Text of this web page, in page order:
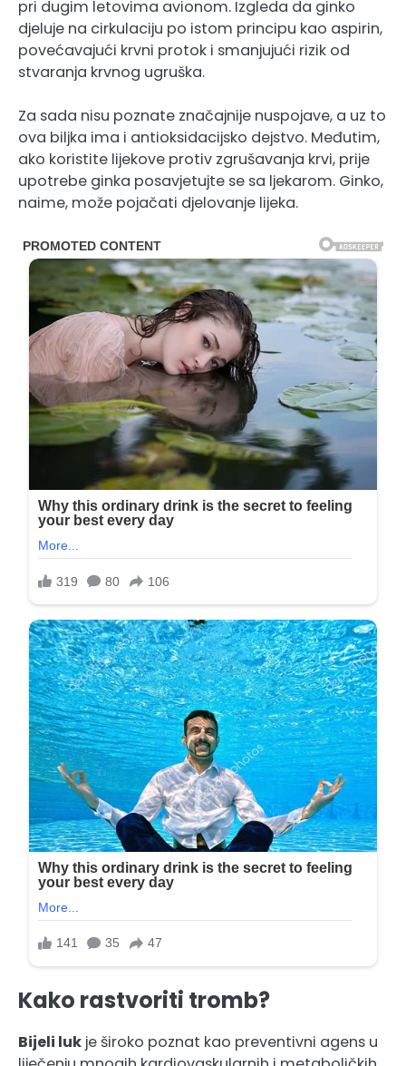
pri dugim letovima avionom. Izgleda da ginko
djeluje na cirkulaciju po istom principu kao aspirin,
povećavajući krvni protok i smanjujući rizik od
stvaranja krvnog ugruška.
Za sada nisu poznate značajnije nuspojave, a uz to
ova biljka ima i antioksidacijsko dejstvo. Međutim,
ako koristite lijekove protiv zgrušavanja krvi, prije
upotrebe ginka posavjetujte se sa ljekarom. Ginko,
naime, može pojačati djelovanje lijeka.
Kako rastvoriti tromb?
Bijeli luk je široko poznat kao preventivni agens u